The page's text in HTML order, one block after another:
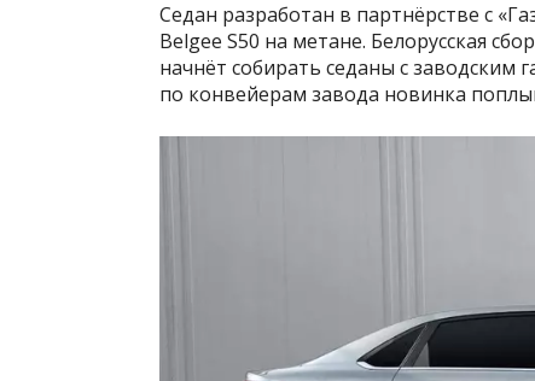
Седан разработан в партнёрстве с
Belgee S50 на метане. Белорусская
начнёт собирать седаны с заводским
по конвейерам завода новинка